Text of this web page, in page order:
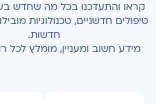
קראו והתעדכנו בכל מה שחדש
טיפולים חדשניים, טכנולוגיות
חדשות.
מידע חשוב ומעניין, מומלץ לכל